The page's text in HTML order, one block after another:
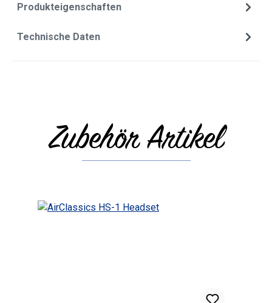
Produkteigenschaften
Technische Daten
Produktgalerie überspringen
Zubehör Artikel